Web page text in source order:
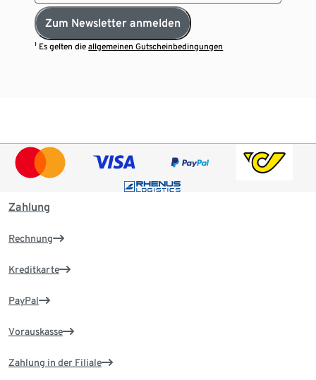
Zum Newsletter anmelden
¹ Es gelten dieallgemeinen Gutscheinbedingungen
Zahlung
Rechnung
Kreditkarte
PayPal
Vorauskasse
Zahlung in der Filiale